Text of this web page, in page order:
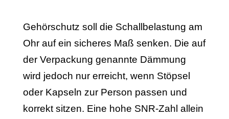
Gehörschutz soll die Schallbelastung am
Ohr auf ein sicheres Maß senken. Die auf
der Verpackung genannte Dämmung
wird jedoch nur erreicht, wenn Stöpsel
oder Kapseln zur Person passen und
korrekt sitzen. Eine hohe SNR-Zahl allein